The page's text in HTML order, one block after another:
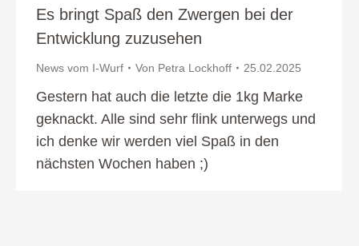
Es bringt Spaß den Zwergen bei der
Entwicklung zuzusehen
News vom I-Wurf Von Petra Lockhoff 25.02.2025
Gestern hat auch die letzte die 1kg Marke
geknackt. Alle sind sehr flink unterwegs und
ich denke wir werden viel Spaß in den
nächsten Wochen haben ;)